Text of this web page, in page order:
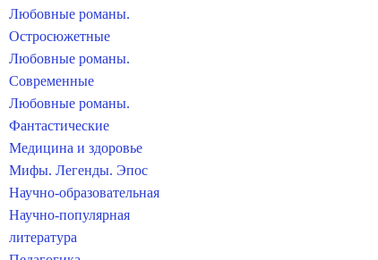
Любовные романы.
Остросюжетные
Любовные романы.
Современные
Любовные романы.
Фантастические
Медицина и здоровье
Мифы. Легенды. Эпос
Научно-образовательная
Научно-популярная
литература